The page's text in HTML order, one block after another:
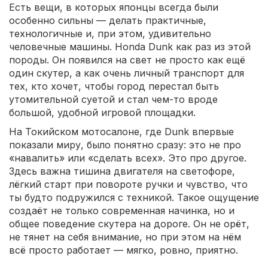
Есть вещи, в которых японцы всегда были
особенно сильны — делать практичные,
технологичные и, при этом, удивительно
человечные машины. Honda Dunk как раз из этой
породы. Он появился на свет не просто как ещё
один скутер, а как очень личный транспорт для
тех, кто хочет, чтобы город перестал быть
утомительной суетой и стал чем-то вроде
большой, удобной игровой площадки.
На Токийском мотосалоне, где Dunk впервые
показали миру, было понятно сразу: это не про
«навалить» или «сделать всех». Это про другое.
Здесь важна тишина двигателя на светофоре,
лёгкий старт при повороте ручки и чувство, что
ты будто подружился с техникой. Такое ощущение
создаёт не только современная начинка, но и
общее поведение скутера на дороге. Он не орёт,
не тянет на себя внимание, но при этом на нём
всё просто работает — мягко, ровно, приятно.